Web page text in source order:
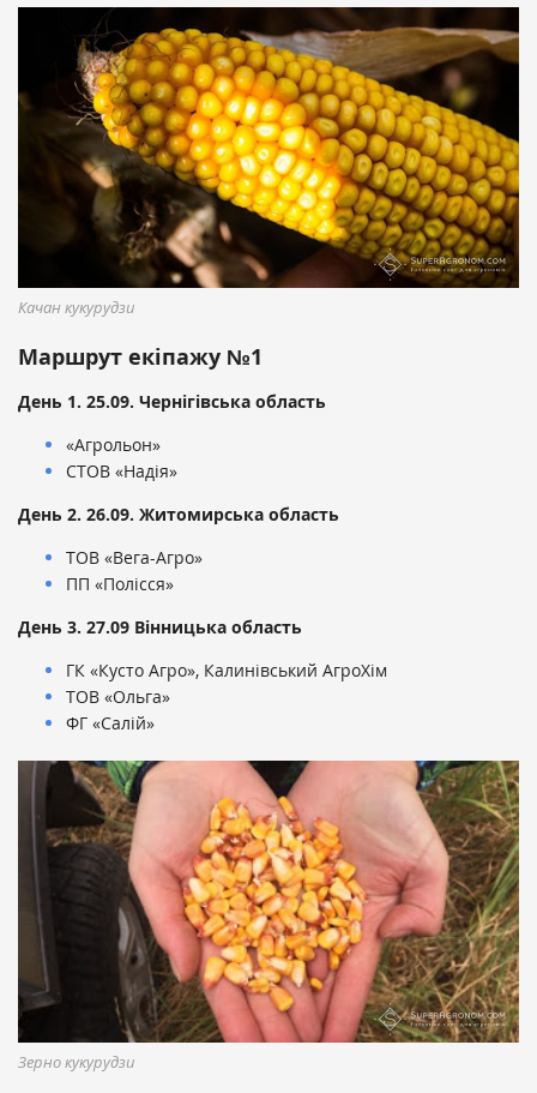
Качан кукурудзи
Маршрут екіпажу №1
День 1. 25.09. Чернігівська область
«Агрольон»
СТОВ «Надія»
День 2. 26.09. Житомирська область
ТОВ «Вега-Агро»
ПП «Полісся»
День 3. 27.09 Вінницька область
ГК «Кусто Агро», Калинівський АгроХім
ТОВ «Ольга»
ФГ «Салій»
Зерно кукурудзи